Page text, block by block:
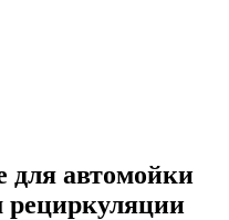
для автомойки